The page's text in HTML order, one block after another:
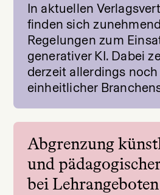
In aktuellen
finden sich zunehmend
Regelungen zum
generativer KI. Dabei
derzeit allerdings
einheitlicher
Abgrenzung
und
bei Lehrangeboten